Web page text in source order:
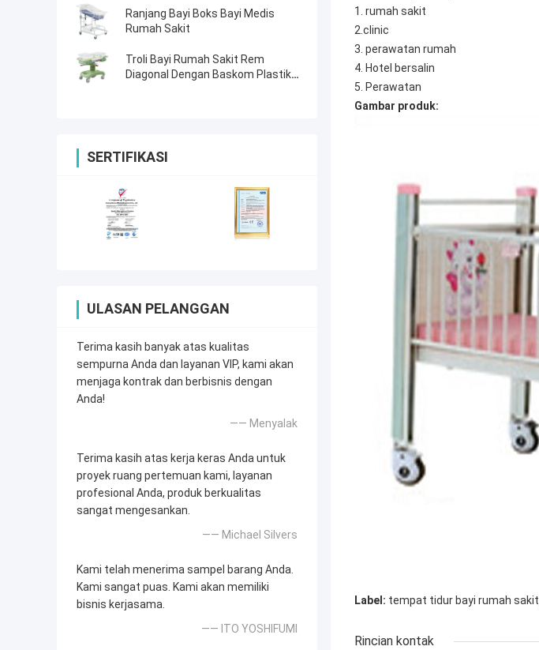
Ranjang Bayi Boks Bayi Medis
Rumah Sakit
Troli Bayi Rumah Sakit Rem
Diagonal Dengan Baskom Plastik
SERTIFIKASI
ULASAN PELANGGAN
Terima kasih banyak atas kualitas
sempurna Anda dan layanan VIP, kami akan
menjaga kontrak dan berbisnis dengan
Anda!
—— Menyalak
Terima kasih atas kerja keras Anda untuk
proyek ruang pertemuan kami, layanan
profesional Anda, produk berkualitas
sangat mengesankan.
—— Michael Silvers
Kami telah menerima sampel barang Anda.
Kami sangat puas. Kami akan memiliki
bisnis kerjasama.
—— ITO YOSHIFUMI
1. rumah sakit
2.clinic
3. perawatan rumah
4. Hotel bersalin
5. Perawatan
Gambar produk:
Label: tempat tidur bayi rumah sakit
Rincian kontak